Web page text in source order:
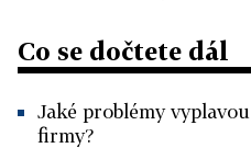
Co se dočtete dál
Jaké problémy
firmy?